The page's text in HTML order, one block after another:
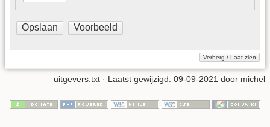
uitgevers.txt · Laatst gewijzigd: 09-09-2021 door michel